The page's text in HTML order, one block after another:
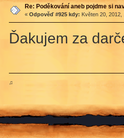
Re: Poděkování aneb pojdme si
« Odpověď #925 kdy: Květen 20,
Ďakujem za
♫